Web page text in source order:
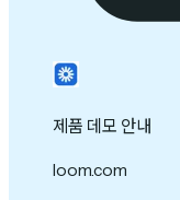
제품 데모 안내
loom.com